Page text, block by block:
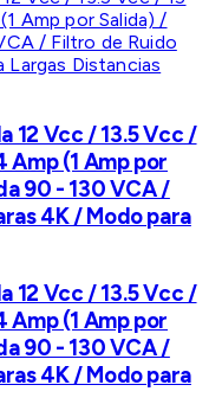
12 Vcc / 13.5 Vcc /
Amp (1 Amp por
90 - 130 VCA /
4K / Modo para
12 Vcc / 13.5 Vcc /
Amp (1 Amp por
90 - 130 VCA /
4K / Modo para